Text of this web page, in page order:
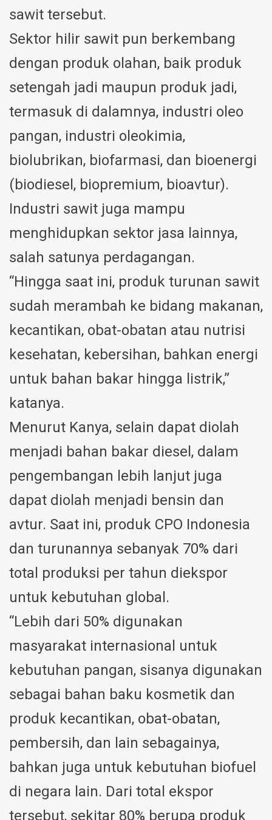
sawit tersebut.
Sektor hilir sawit pun berkembang
dengan produk olahan, baik produk
setengah jadi maupun produk jadi,
termasuk di dalamnya, industri oleo
pangan, industri oleokimia,
biolubrikan, biofarmasi, dan bioenergi
(biodiesel, biopremium, bioavtur).
Industri sawit juga mampu
menghidupkan sektor jasa lainnya,
salah satunya perdagangan.
“Hingga saat ini, produk turunan sawit
sudah merambah ke bidang makanan,
kecantikan, obat-obatan atau nutrisi
kesehatan, kebersihan, bahkan energi
untuk bahan bakar hingga listrik,”
katanya.
Menurut Kanya, selain dapat diolah
menjadi bahan bakar diesel, dalam
pengembangan lebih lanjut juga
dapat diolah menjadi bensin dan
avtur. Saat ini, produk CPO Indonesia
dan turunannya sebanyak 70% dari
total produksi per tahun diekspor
untuk kebutuhan global.
“Lebih dari 50% digunakan
masyarakat internasional untuk
kebutuhan pangan, sisanya digunakan
sebagai bahan baku kosmetik dan
produk kecantikan, obat-obatan,
pembersih, dan lain sebagainya,
bahkan juga untuk kebutuhan biofuel
di negara lain. Dari total ekspor
tersebut, sekitar 80% berupa produk